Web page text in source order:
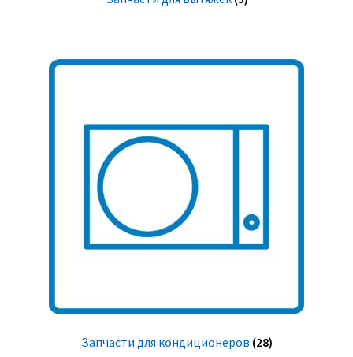
Запчасти для кондиционеров (28)